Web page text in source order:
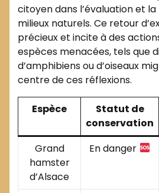
citoyen dans l’évaluation et
milieux naturels. Ce retour
précieux et incite à des
espèces menacées, tels que
d’amphibiens ou d’oiseaux
centre de ces réflexions.
Espèce
Statut de
conservation
Grand
hamster
d’Alsace
En danger